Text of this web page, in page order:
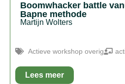
Boomwhacker battle
Bapne methode
Martijn Wolters
Actieve workshop overig
Lees meer